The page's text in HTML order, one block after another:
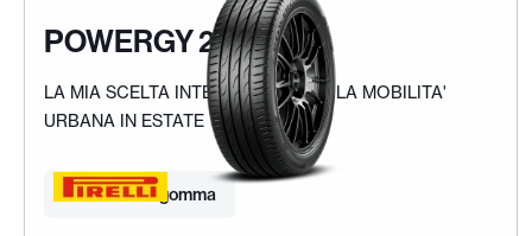
POWERGY 2
LA MIA SCELTA INTELLIGENTE PER LA MOBILITA'
URBANA IN ESTATE
Trova la tua gomma